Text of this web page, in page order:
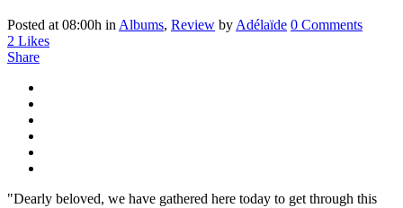
Posted at 08:00h inAlbums, Review byAdélaïde 0 Comments
2 Likes
Share
"Dearly beloved, we have gathered here today to get through this